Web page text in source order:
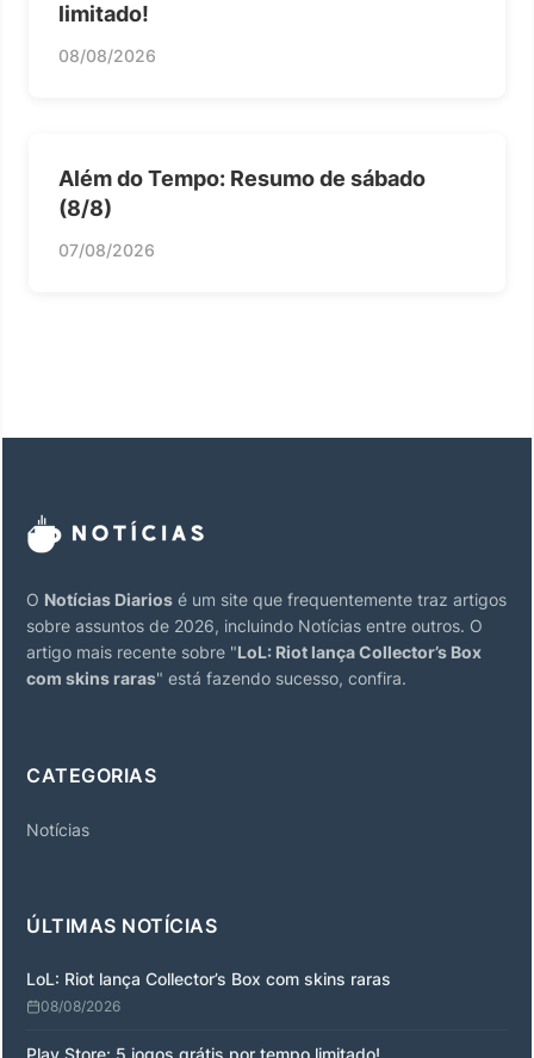
limitado!
08/08/2026
Além do Tempo: Resumo de sábado
(8/8)
07/08/2026
O Notícias Diarios é um site que frequentemente traz artigos
sobre assuntos de 2026, incluindo Notícias entre outros. O
artigo mais recente sobre "LoL: Riot lança Collector’s Box
com skins raras" está fazendo sucesso, confira.
CATEGORIAS
Notícias
ÚLTIMAS NOTÍCIAS
LoL: Riot lança Collector’s Box com skins raras
08/08/2026
Play Store: 5 jogos grátis por tempo limitado!